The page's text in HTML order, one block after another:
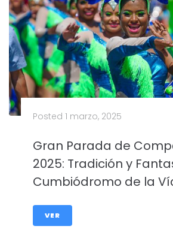
Posted 1 marzo, 2025
Gran Parada de
2025: Tradición y
Cumbiódromo de la
VER